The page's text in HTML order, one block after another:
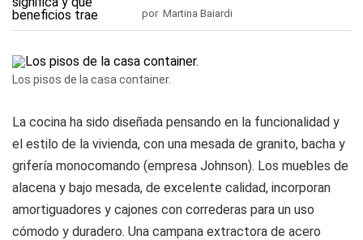
por Martina Baiardi
Los pisos de la casa container.
La cocina ha sido diseñada pensando en la funcionalidad y
el estilo de la vivienda, con una mesada de granito, bacha y
grifería monocomando (empresa Johnson). Los muebles de
alacena y bajo mesada, de excelente calidad, incorporan
amortiguadores y cajones con correderas para un uso
cómodo y duradero. Una campana extractora de acero